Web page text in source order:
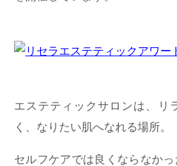
エステティックサロンは、リ
く、なりたい肌へなれる場所。
セルフケアでは良くならなか